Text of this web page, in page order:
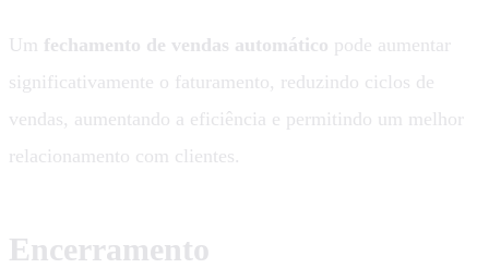
Um fechamento de vendas automático pode aumentar
significativamente o faturamento, reduzindo ciclos de
vendas, aumentando a eficiência e permitindo um melhor
relacionamento com clientes.
Encerramento